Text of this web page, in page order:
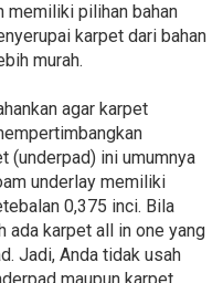
memiliki pilihan bahan
karpet dari bahan
murah.
agar karpet
(underpad) ini umumnya
underlay memiliki
0,375 inci. Bila
ada karpet all in one yang
Jadi, Anda tidak usah